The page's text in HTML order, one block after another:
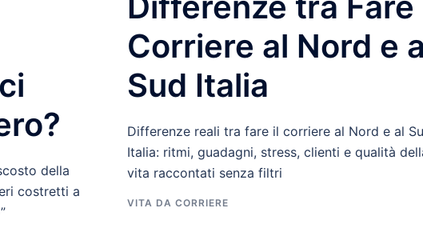
della
costretti a
Corriere al Nord e
Sud Italia
Differenze reali tra fare il corriere al Nord e al
Italia: ritmi, guadagni, stress, clienti e qualità
vita raccontati senza filtri
VITA DA CORRIERE